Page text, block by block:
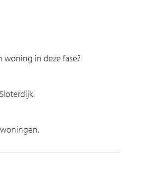
woning in deze fase?
die jouw leven gemakkelijker